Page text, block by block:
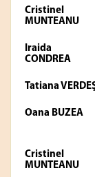
Cristinel
MUNTEANU
Iraida
CONDREA
Tatiana
Oana BUZEA
Cristinel
MUNTEANU